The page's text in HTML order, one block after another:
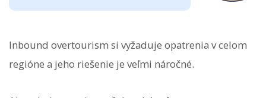
Inbound overtourism si vyžaduje opatrenia v celom
regióne a jeho riešenie je veľmi náročné.